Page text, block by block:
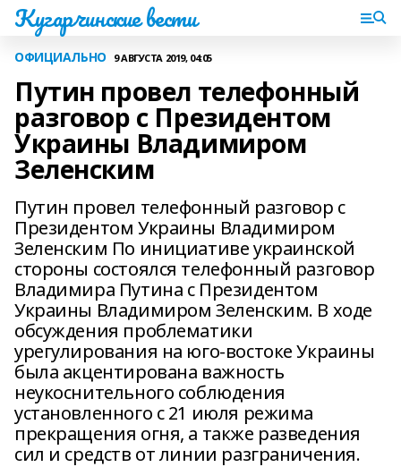
Кугарчинские вести
ОФИЦИАЛЬНО 9 АВГУСТА 2019, 04:05
Путин провел телефонный
разговор с Президентом
Украины Владимиром
Зеленским
Путин провел телефонный разговор с
Президентом Украины Владимиром
Зеленским По инициативе украинской
стороны состоялся телефонный разговор
Владимира Путина с Президентом
Украины Владимиром Зеленским. В ходе
обсуждения проблематики
урегулирования на юго-востоке Украины
была акцентирована важность
неукоснительного соблюдения
установленного с 21 июля режима
прекращения огня, а также разведения
сил и средств от линии разграничения.